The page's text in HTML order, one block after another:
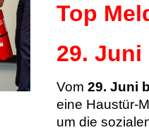
Top
29. Juni
Vom29. Juni
eine Haustür-
um die